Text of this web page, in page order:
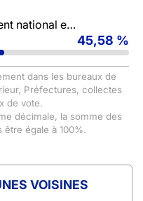
et ses alliés
45,58 %
dans les bureaux de
Préfectures, collectes
de vote.
décimale, la somme des
égale à 100%.
VOISINES